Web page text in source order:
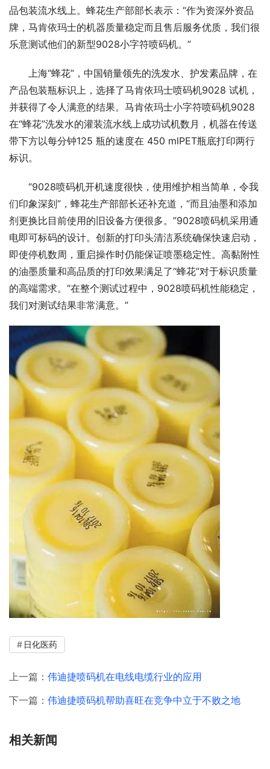
品包装流水线上。蜂花生产部部长表示：“作为资深外资品
牌，马肯依玛士的机器质量稳定而且售后服务优质，我们很
乐意测试他们的新型9028小字符喷码机。”
上海“蜂花”，中国销量领先的洗发水、护发素品牌，在
产品包装瓶标识上，选择了马肯依玛士喷码机9028 试机，
并获得了令人满意的结果。马肯依玛士小字符喷码机9028
在“蜂花”洗发水的灌装流水线上成功试机数月，机器在传送
带下方以每分钟125 瓶的速度在 450 mlPET瓶底打印两行
标识。
“9028喷码机开机速度很快，使用维护相当简单，令我
们印象深刻”，蜂花生产部部长还补充道，“而且油墨和添加
剂更换比目前使用的旧设备方便很多。”9028喷码机采用通
电即可标码的设计。创新的打印头清洁系统确保快速启动，
即使停机数周，重启操作时仍能保证喷墨稳定性。高黏附性
的油墨质量和高品质的打印效果满足了“蜂花”对于标识质量
的高端需求。“在整个测试过程中，9028喷码机性能稳定，
我们对测试结果非常满意。”
日化医药
上一篇： 伟迪捷喷码机在电线电缆行业的应用
下一篇： 伟迪捷喷码机帮助喜旺在竞争中立于不败之地
相关新闻